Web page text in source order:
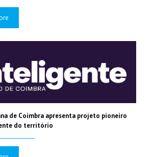
de Coimbra apresenta projeto pioneiro
do território